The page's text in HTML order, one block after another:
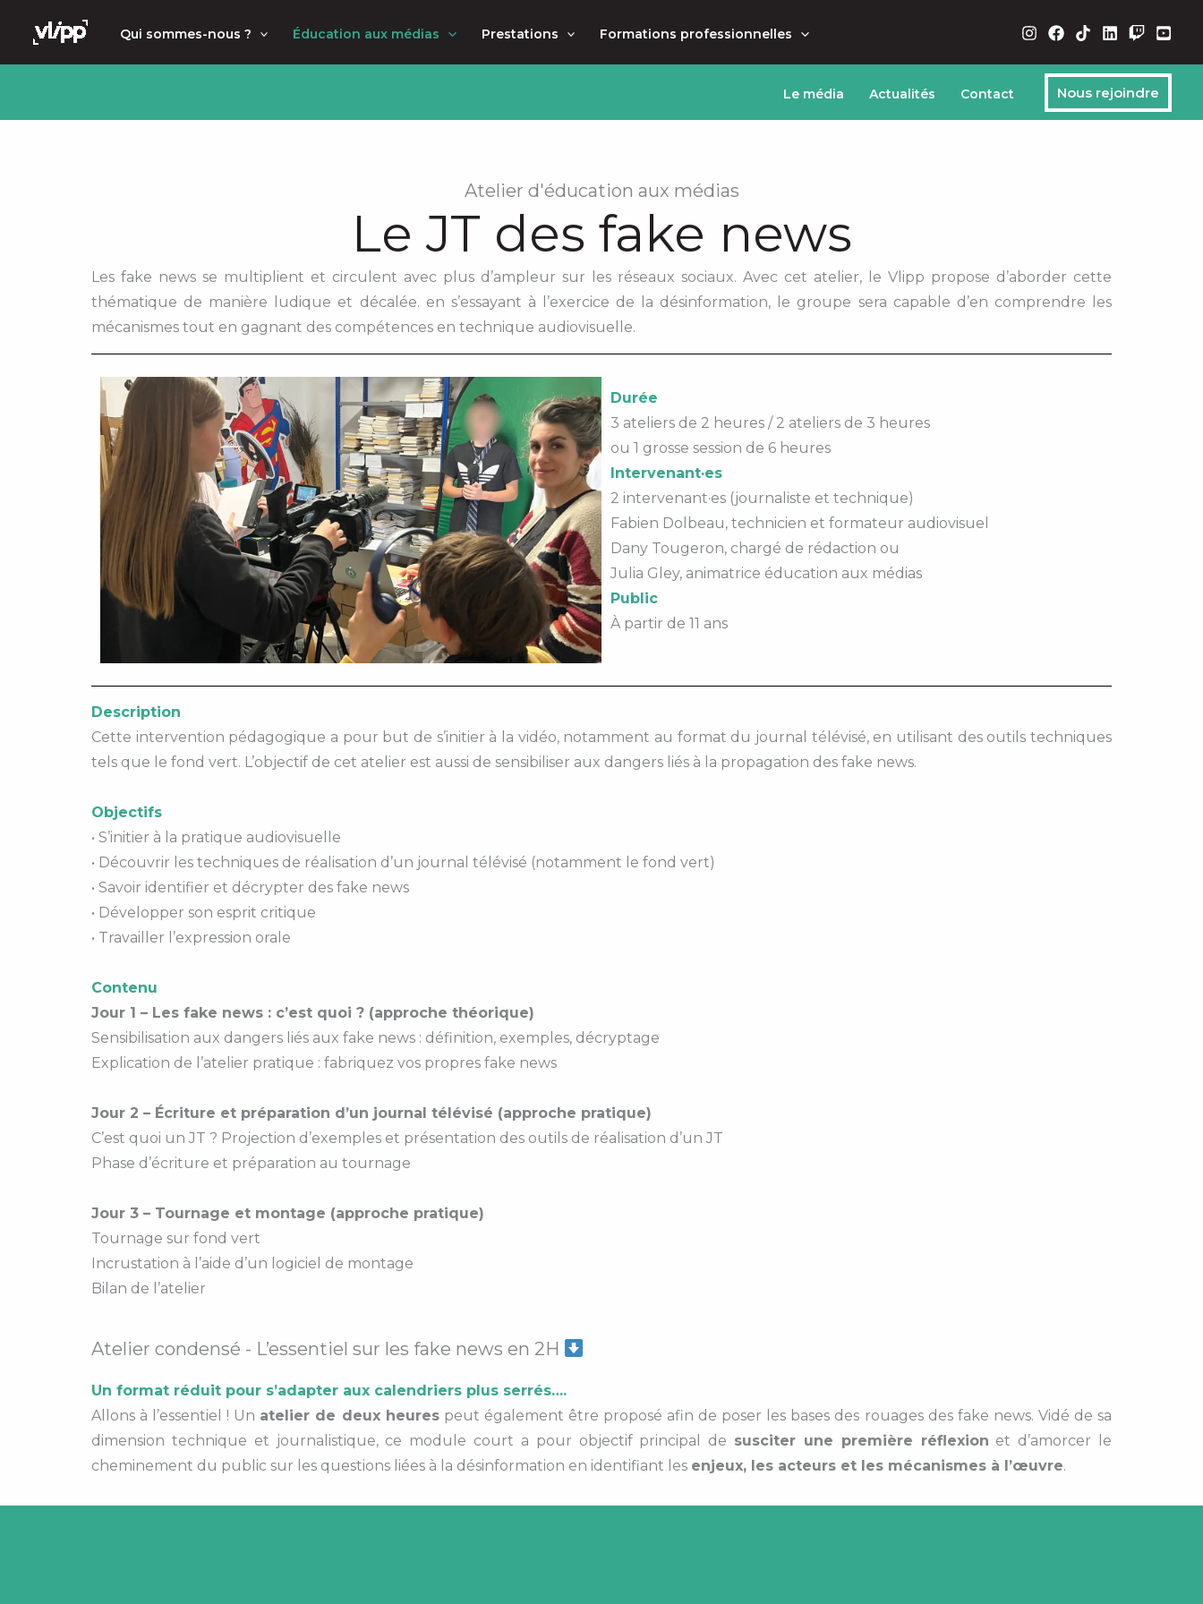
principal
Qui sommes-nous ? Éducation aux médias Prestations Formations professionnelles
Le média Actualités Contact Nous rejoindre
Atelier d'éducation aux médias
Le JT des fake news
Les fake news se multiplient et circulent avec plus d’ampleur sur les réseaux sociaux. Avec cet atelier, le Vlipp propose d’aborder cette
thématique de manière ludique et décalée. en s’essayant à l’exercice de la désinformation, le groupe sera capable d’en comprendre les
mécanismes tout en gagnant des compétences en technique audiovisuelle.
Durée
3 ateliers de 2 heures / 2 ateliers de 3 heures
ou 1 grosse session de 6 heures
Intervenant·es
2 intervenant·es (journaliste et technique)
Fabien Dolbeau, technicien et formateur audiovisuel
Dany Tougeron, chargé de rédaction ou
Julia Gley, animatrice éducation aux médias
Public
À partir de 11 ans
Description
Cette intervention pédagogique a pour but de s’initier à la vidéo, notamment au format du journal télévisé, en utilisant des outils techniques
tels que le fond vert. L’objectif de cet atelier est aussi de sensibiliser aux dangers liés à la propagation des fake news.
Objectifs
• S’initier à la pratique audiovisuelle
• Découvrir les techniques de réalisation d’un journal télévisé (notamment le fond vert)
• Savoir identifier et décrypter des fake news
• Développer son esprit critique
• Travailler l’expression orale
Contenu
Jour 1 – Les fake news : c’est quoi ? (approche théorique)
Sensibilisation aux dangers liés aux fake news : définition, exemples, décryptage
Explication de l’atelier pratique : fabriquez vos propres fake news
Jour 2 – Écriture et préparation d’un journal télévisé (approche pratique)
C’est quoi un JT ? Projection d’exemples et présentation des outils de réalisation d’un JT
Phase d’écriture et préparation au tournage
Jour 3 – Tournage et montage (approche pratique)
Tournage sur fond vert
Incrustation à l’aide d’un logiciel de montage
Bilan de l’atelier
Atelier condensé - L’essentiel sur les fake news en 2H
Un format réduit pour s’adapter aux calendriers plus serrés….
Allons à l’essentiel ! Un atelier de deux heurespeut également être proposé afin de poser les bases des rouages des fake news. Vidé de sa
dimension technique et journalistique, ce module court a pour objectif principal de susciter une première réflexion et d’amorcer le
cheminement du public sur les questions liées à la désinformation en identifiant les enjeux, les acteurs et les mécanismes à l’œuvre.